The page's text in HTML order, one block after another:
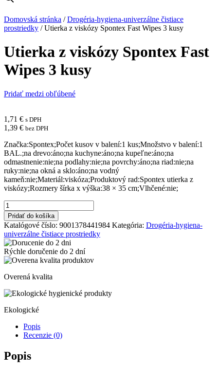
Domovská stránka /Drogéria-hygiena-univerzálne čistiace
prostriedky /Utierka z viskózy Spontex Fast Wipes 3 kusy
Utierka z viskózy Spontex Fast
Wipes 3 kusy
Pridať medzi obľúbené
1,71 € s DPH
1,39 € bez DPH
Značka:Spontex;Počet kusov v balení:1 kus;Množstvo v balení:1
BAL.;na drevo:áno;na kuchyne:áno;na kupeľne:áno;na
odmastnenie:nie;na podlahy:nie;na povrchy:áno;na riad:nie;na
ruky:nie;na okná a sklo:áno;na vodný
kameň:nie;Materiál:viskóza;Produktový rad:Spontex utierka z
viskózy;Rozmery šírka x výška:38 × 35 cm;Vlhčené:nie;
množstvo
Utierka
z
viskózy
Spontex
Fast
Wipes
3
kusy
Pridať do košíka
Katalógové číslo: 9001378441984 Kategória: Drogéria-hygiena-
univerzálne čistiace prostriedky
Rýchle doručenie do 2 dní
Overená kvalita
Ekologické
Popis
Recenzie (0)
Popis